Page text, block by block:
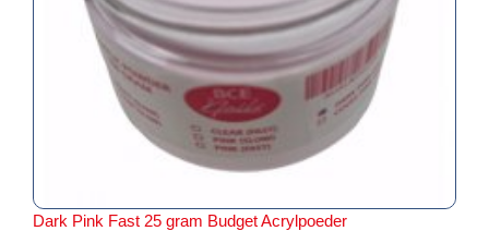
Dark Pink Fast 25 gram Budget Acrylpoeder